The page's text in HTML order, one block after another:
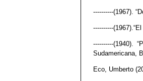
----------(1967).
----------
----------(1940).
Sudamericana,
Eco, Umberto